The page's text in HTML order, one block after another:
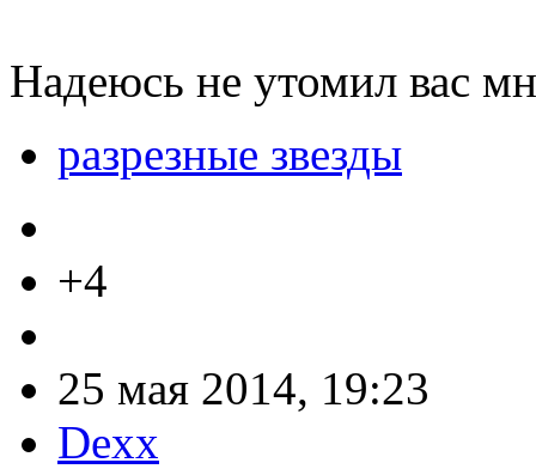
Надеюсь не утомил вас
разрезные звезды
+4
25 мая 2014, 19:23
Dexx